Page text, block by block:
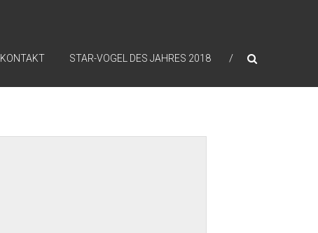
KONTAKT STAR-VOGEL DES JAHRES 2018